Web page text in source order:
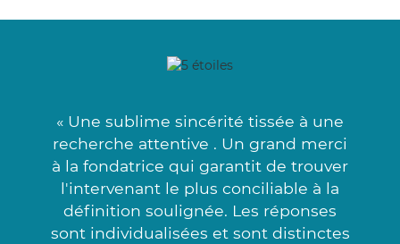
« Une sublime sincérité tissée à une
recherche attentive . Un grand merci
à la fondatrice qui garantit de trouver
l'intervenant le plus conciliable à la
définition soulignée. Les réponses
sont individualisées et sont distinctes